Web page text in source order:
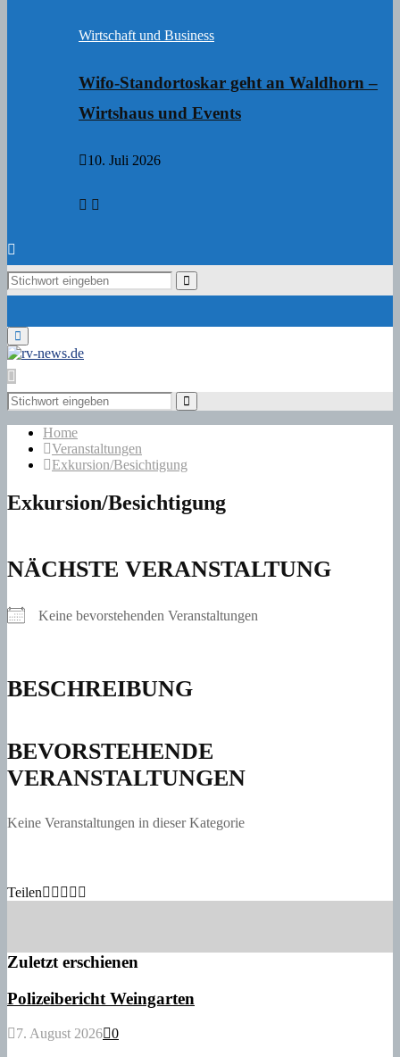
Wirtschaft und Business
Wifo-Standortoskar geht an Waldhorn –
Wirtshaus und Events
10. Juli 2026
Search
Search
Primary
Menu
Search
for:
Search
Home
Veranstaltungen
Exkursion/Besichtigung
Exkursion/Besichtigung
NÄCHSTE VERANSTALTUNG
Keine bevorstehenden Veranstaltungen
BESCHREIBUNG
BEVORSTEHENDE
VERANSTALTUNGEN
Keine Veranstaltungen in dieser Kategorie
Teilen
Zuletzt erschienen
Polizeibericht Weingarten
7. August 2026 0